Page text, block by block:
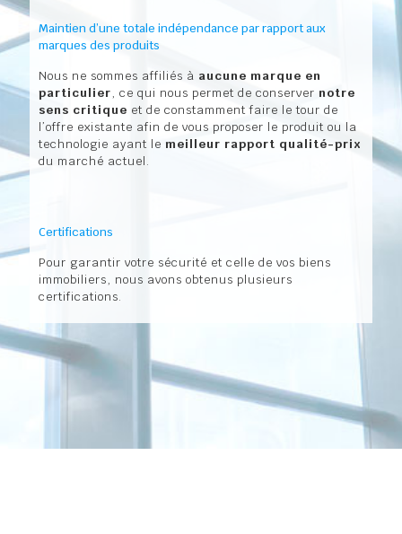
Maintien d’une totale indépendance par rapport aux
marques des produits
Nous ne sommes affiliés à aucune marque en
particulier, ce qui nous permet de conserver notre
sens critique et de constamment faire le tour de
l’offre existante afin de vous proposer le produit ou la
technologie ayant le meilleur rapport qualité-prix
du marché actuel.
Certifications
Pour garantir votre sécurité et celle de vos biens
immobiliers, nous avons obtenus plusieurs
certifications.